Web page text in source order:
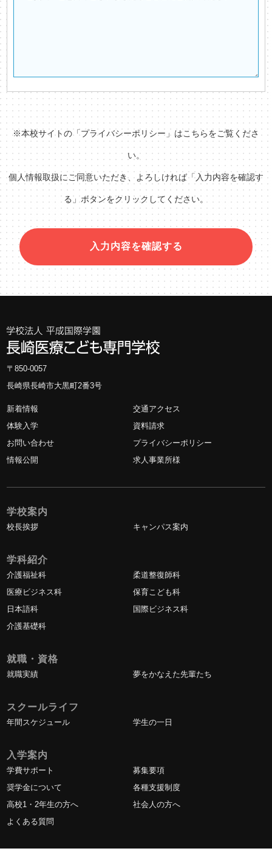
※本校サイトの「プライバシーポリシー 」はこちらをご覧くださ
い。
個人情報取扱にご同意いただき、よろしければ「入力内容を確認す
る」ボタンをクリックしてください。
〒850-0057
長崎県長崎市大黒町2番3号
新着情報
交通アクセス
体験入学
資料請求
お問い合わせ
プライバシーポリシー
情報公開
求人事業所様
学校案内
校長挨拶 キャンパス案内
学科紹介
介護福祉科
柔道整復師科
医療ビジネス科
保育こども科
日本語科
国際ビジネス科
介護基礎科
就職・資格
就職実績 夢をかなえた先輩たち
スクールライフ
年間スケジュール 学生の一日
入学案内
学費サポート
募集要項
奨学金について
各種支援制度
高校1・2年生の方へ
社会人の方へ
よくある質問